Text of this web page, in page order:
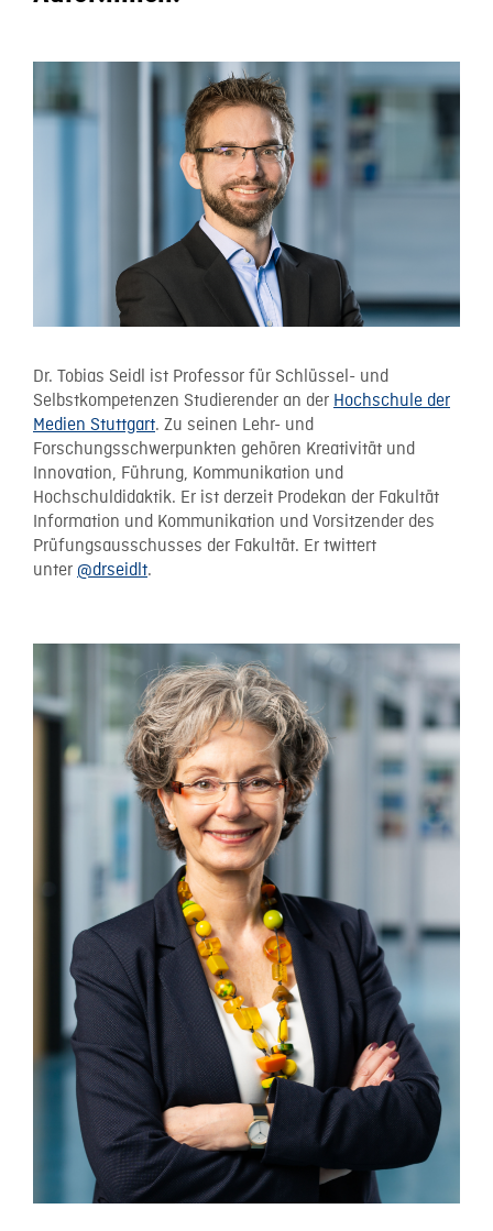
Dr. Tobias Seidl ist Professor für Schlüssel- und
Selbstkompetenzen Studierender an der Hochschule der
Medien Stuttgart. Zu seinen Lehr- und
Forschungsschwerpunkten gehören Kreativität und
Innovation, Führung, Kommunikation und
Hochschuldidaktik. Er ist derzeit Prodekan der Fakultät
Information und Kommunikation und Vorsitzender des
Prüfungsausschusses der Fakultät. Er twittert
unter @drseidlt.